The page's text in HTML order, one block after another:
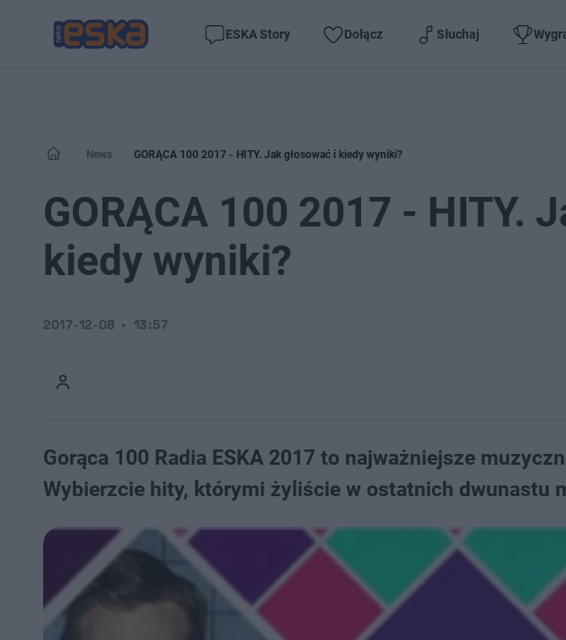
ESKA Story Dołącz Słuchaj
News GORĄCA 100 2017 - HITY. Jak głosować i kiedy wyniki?
GORĄCA 100 2017 - HITY.
kiedy wyniki?
2017-12-08 13:57
Gorąca 100 Radia ESKA 2017 to najważniejsze
Wybierzcie hity, którymi żyliście w ostatnich dwunastu